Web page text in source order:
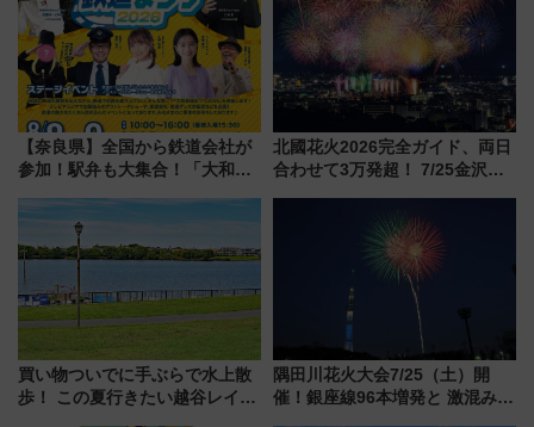
【奈良県】全国から鉄道会社が
参加！駅弁も大集合！「大和鉄
に開催決定
北國花火2026完全ガイド、両日
合わせて3万発超！ 7/25金沢大
会の日程・アクセス・観覧席ま
とめ（石川県）
買い物ついでに手ぶらで水上散
歩！ この夏行きたい越谷レイク
隅田川花火大会7/25（土）開
催！銀座線96本増発と 激混みの